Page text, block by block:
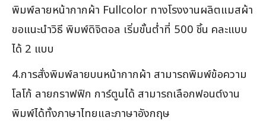
พิมพ์ลายหน้ากากผ้า Fullcolor ทางโรงงานผลิตแมสผ้า
ขอแนะนำวิธี พิมพ์ดิจิตอล เริ่มขั้นต่ำที่ 500 ชิ้น คละแบบ
ได้ 2 แบบ
4.การสั่งพิมพ์ลายบนหน้ากากผ้า สามารถพิมพ์ข้อความ
โลโก้ ลายกราฟฟิก การ์ตูนได้ สามารถเลือกฟอนต์งาน
พิมพ์ได้ทั้งภาษาไทยและภาษาอังกฤษ